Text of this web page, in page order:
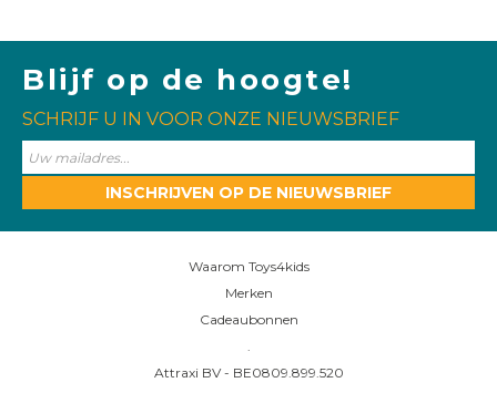
Merken
Cadeaubon
Koopjes
Blijf op de hoogte!
SCHRIJF U IN VOOR ONZE NIEUWSBRIEF
INSCHRIJVEN OP DE NIEUWSBRIEF
Waarom Toys4kids
Merken
Cadeaubonnen
.
Attraxi BV - BE0809.899.520